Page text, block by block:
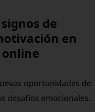
de
en
oportunidades de
desafíos emocionales.